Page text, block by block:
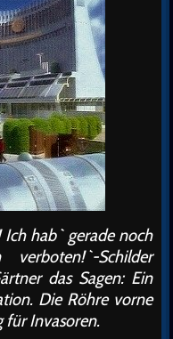
Ich hab` gerade noch
Schilder
das Sagen: Ein
Die Röhre vorne
für Invasoren.